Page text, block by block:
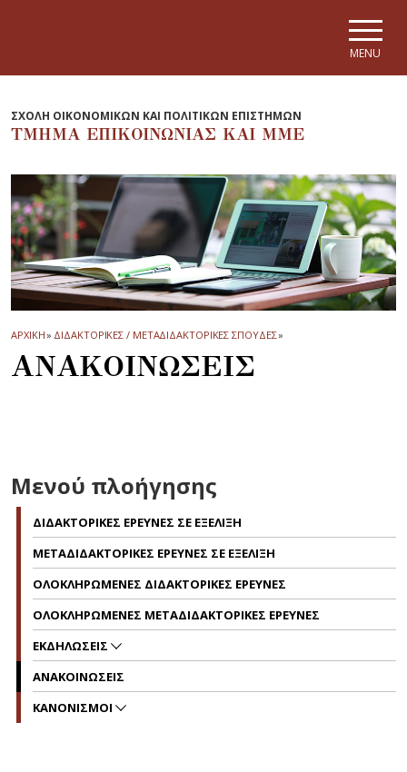
MENU
ΣΧΟΛΗ ΟΙΚΟΝΟΜΙΚΩΝ ΚΑΙ ΠΟΛΙΤΙΚΩΝ ΕΠΙΣΤΗΜΩΝ
ΤΜΗΜΑ EΠΙΚΟΙΝΩΝΙΑΣ ΚΑΙ ΜΜΕ
ΑΡΧΙΚΗ» ΔΙΔΑΚΤΟΡΙΚΕΣ / MΕΤΑΔΙΔΑΚΤΟΡΙΚΕΣ ΣΠΟΥΔΕΣ»
ΑΝΑΚΟΙΝΩΣΕΙΣ
Μενού πλοήγησης
ΔΙΔΑΚΤΟΡΙΚΕΣ ΕΡΕΥΝΕΣ ΣΕ ΕΞΕΛΙΞΗ
ΜΕΤΑΔΙΔΑΚΤΟΡΙΚΕΣ ΕΡΕΥΝΕΣ ΣΕ ΕΞΕΛΙΞΗ
ΟΛΟΚΛΗΡΩΜΕΝΕΣ ΔΙΔΑΚΤΟΡΙΚΕΣ ΕΡΕΥΝΕΣ
ΟΛΟΚΛΗΡΩΜΕΝΕΣ ΜΕΤΑΔΙΔΑΚΤΟΡΙΚΕΣ ΕΡΕΥΝΕΣ
ΕΚΔΗΛΩΣΕΙΣ
ΑΝΑΚΟΙΝΩΣΕΙΣ
ΚΑΝΟΝΙΣΜΟΙ